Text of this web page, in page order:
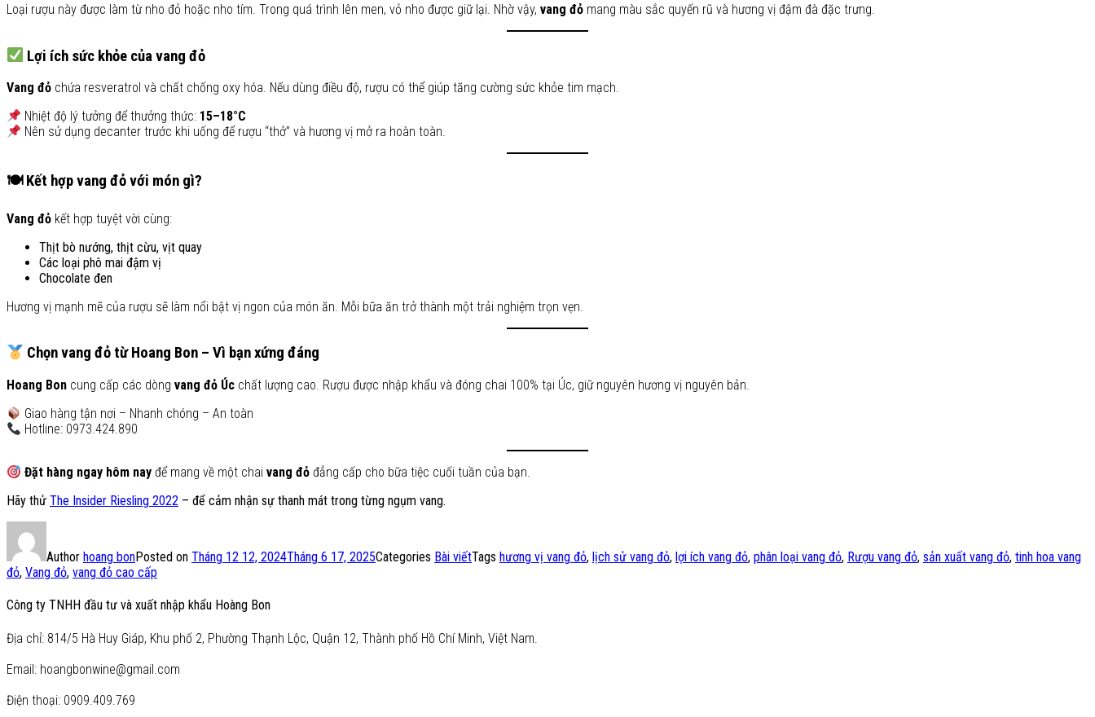
Loại rượu này được làm từ nho đỏ hoặc nho tím. Trong quá trình lên men, vỏ nho được giữ lại. Nhờ vậy, vang đỏ mang màu sắc quyến rũ và hương vị đậm đà đặc trưng.
Lợi ích sức khỏe của vang đỏ
Vang đỏ chứa resveratrol và chất chống oxy hóa. Nếu dùng điều độ, rượu có thể giúp tăng cường sức khỏe tim mạch.
Nhiệt độ lý tưởng để thưởng thức: 15–18°C
Nên sử dụng decanter trước khi uống để rượu “thở” và hương vị mở ra hoàn toàn.
🍽 Kết hợp vang đỏ với món gì?
Vang đỏ kết hợp tuyệt vời cùng:
Thịt bò nướng, thịt cừu, vịt quay
Các loại phô mai đậm vị
Chocolate đen
Hương vị mạnh mẽ của rượu sẽ làm nổi bật vị ngon của món ăn. Mỗi bữa ăn trở thành một trải nghiệm trọn vẹn.
Chọn vang đỏ từ Hoang Bon – Vì bạn xứng đáng
Hoang Bon cung cấp các dòng vang đỏ Úc chất lượng cao. Rượu được nhập khẩu và đóng chai 100% tại Úc, giữ nguyên hương vị nguyên bản.
Giao hàng tận nơi – Nhanh chóng – An toàn
Hotline: 0973.424.890
Đặt hàng ngay hôm nay để mang về một chaivang đỏ đẳng cấp cho bữa tiệc cuối tuần của bạn.
Hãy thử The Insider Riesling 2022 – để cảm nhận sự thanh mát trong từng ngụm vang.
Author hoang bonPosted on Tháng 12 12, 2024Tháng 6 17, 2025Categories Bài viếtTags hương vị vang đỏ, lịch sử vang đỏ, lợi ích vang đỏ, phân loại vang đỏ, Rượu vang đỏ, sản xuất vang đỏ, tinh hoa vang
đỏ, Vang đỏ, vang đỏ cao cấp
Công ty TNHH đầu tư và xuất nhập khẩu Hoàng Bon
Địa chỉ: 814/5 Hà Huy Giáp, Khu phố 2, Phường Thạnh Lộc, Quận 12, Thành phố Hồ Chí Minh, Việt Nam.
Email: hoangbonwine@gmail.com
Điện thoại: 0909.409.769